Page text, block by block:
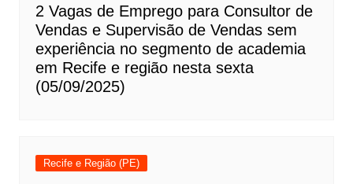
2 Vagas de Emprego para Consultor de
Vendas e Supervisão de Vendas sem
experiência no segmento de academia
em Recife e região nesta sexta
(05/09/2025)
Recife e Região (PE)